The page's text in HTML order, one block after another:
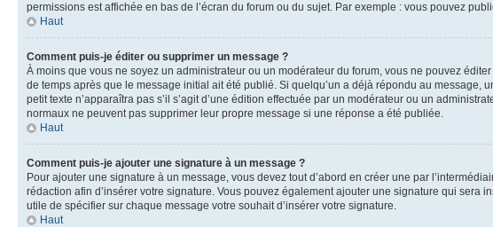
permissions est affichée en bas de l’écran du forum ou du sujet. Par exemple : vous pouvez
Haut
Comment puis-je éditer ou supprimer un message ?
À moins que vous ne soyez un administrateur ou un modérateur du forum, vous ne pouvez
de temps après que le message initial ait été publié. Si quelqu’un a déjà répondu au message,
petit texte n’apparaîtra pas s’il s’agit d’une édition effectuée par un modérateur ou un
normaux ne peuvent pas supprimer leur propre message si une réponse a été publiée.
Haut
Comment puis-je ajouter une signature à un message ?
Pour ajouter une signature à un message, vous devez tout d’abord en créer une par
rédaction afin d’insérer votre signature. Vous pouvez également ajouter une signature qui
utile de spécifier sur chaque message votre souhait d’insérer votre signature.
Haut